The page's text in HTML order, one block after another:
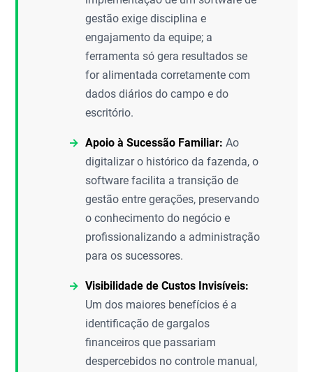
gestão exige disciplina e
engajamento da equipe; a
ferramenta só gera resultados se
for alimentada corretamente com
dados diários do campo e do
escritório.
Apoio à Sucessão Familiar: Ao
digitalizar o histórico da fazenda, o
software facilita a transição de
gestão entre gerações, preservando
o conhecimento do negócio e
profissionalizando a administração
para os sucessores.
Visibilidade de Custos Invisíveis:
Um dos maiores benefícios é a
identificação de gargalos
financeiros que passariam
despercebidos no controle manual,